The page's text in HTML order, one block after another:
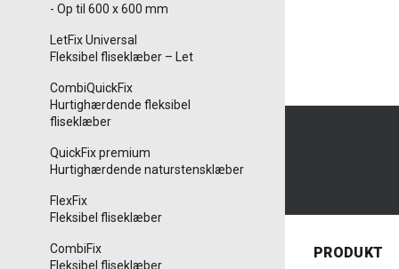
- Op til 600 x 600 mm
LetFix Universal
Fleksibel fliseklæber – Let
CombiQuickFix
Hurtighærdende fleksibel
fliseklæber
QuickFix premium
Hurtighærdende naturstensklæber
FlexFix
Fleksibel fliseklæber
CombiFix
Fleksibel fliseklæber
PRODUKT